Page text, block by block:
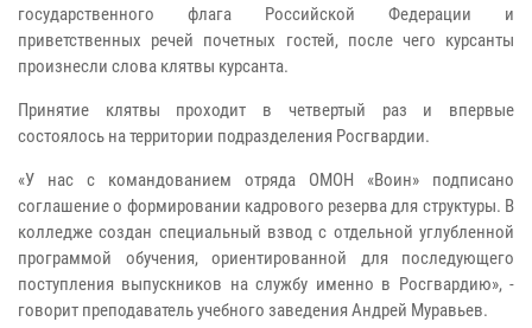
государственного флага Российской Федерации и
приветственных речей почетных гостей, после чего курсанты
произнесли слова клятвы курсанта.
Принятие клятвы проходит в четвертый раз и впервые
состоялось на территории подразделения Росгвардии.
«У нас с командованием отряда ОМОН «Воин» подписано
соглашение о формировании кадрового резерва для структуры. В
колледже создан специальный взвод с отдельной углубленной
программой обучения, ориентированной для последующего
поступления выпускников на службу именно в Росгвардию», -
говорит преподаватель учебного заведения Андрей Муравьев.